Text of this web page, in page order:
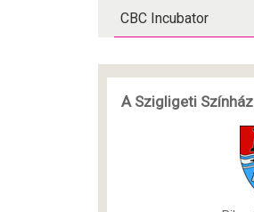
CBC Incubator
A Szigligeti